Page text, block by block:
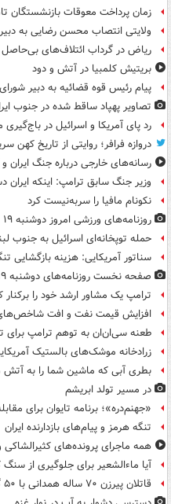
زمان پرداخت معوقات بازنشستگان
ولایتی انتصاب محسن رضایی به
ریاض در گرداب ائتلاف‌های بی‌حاصل
بریتیش کلمبیا در آتش و دود
پیام رئیس قوه قضائیه به دبیر
تصاویر پهپاد ساقط شده در جنوب
رد پای آمریکا و اسرائیل در
دروازه فرافر؛ روایتی از تاریخ کهن
رسانه‌های خارجی درباره جنگ ایران
وزیر جنگ سابق ترامپ: اینکه ایران
نکونام مافیا را سربه‌نیست کرد
روزنامه‌های ورزشی امروز دوشنبه ۱۹ مرداد ۱۴۰۵
حمله توپخانه‌ای اسرائیل به جنوب
سناتور آمریکایی: هزینه بازگشایی
صفحه نخست روزنامه‌های دوشنبه ۱۹ مرداد ۱۴۰۵
ترامپ یک مشاور ارشد خود را برکنار
افزایش قیمت نفت و افت
طعنه سی‌ان‌ان به توهم ترامپ برای
زرادخانه موشک‌های بالستیک
بطری آبی که ماشین شما را به
در مسیر تولد ابریشم
«جهنم‌دره»؛ برنامه تایوان برای
تنگه هرمز و پیام‌های بازدارنده ایران
همه ماجرای پرونده‌های
آیا ماءالشعیر برای جلوگیری از
قاتلان پیرزن ۷۰ ساله همدانی با ۵۰ گرم طلا دستگیر شدند